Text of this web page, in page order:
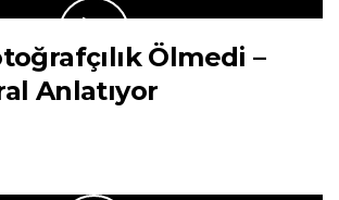
Ölmedi –
Anlatıyor